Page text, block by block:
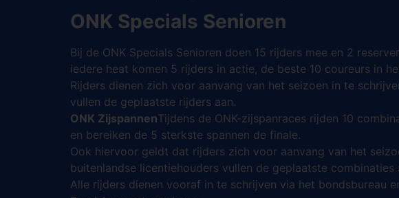
ONK Specials Senioren
Bij de ONK Specials Senioren doen 15 rijders mee en 2
iedere heat komen 5 rijders in actie, de beste 10 coureurs in
Rijders dienen zich voor aanvang van het seizoen in te
vullen de geplaatste rijders aan.
ONK ZijspannenTijdens de ONK-zijspanraces rijden 10
en bereiken de 5 sterkste spannen de finale.
Ook hiervoor geldt dat rijders zich voor aanvang van het
buitenlandse licentiehouders vullen de geplaatste combinaties
Alle rijders dienen vooraf in te schrijven via het bondsbureau